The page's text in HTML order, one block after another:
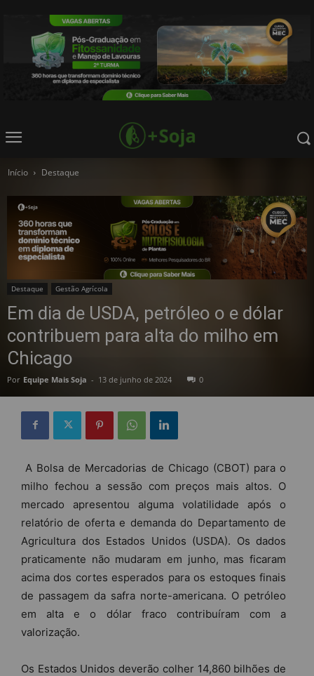
Início Destaque
Destaque Gestão Agrícola
Em dia de USDA, petróleo o e dólar
contribuem para alta do milho em
Chicago
Por Equipe Mais Soja - 13 de junho de 2024 0
A Bolsa de Mercadorias de Chicago (CBOT) para o
milho fechou a sessão com preços mais altos. O
mercado apresentou alguma volatilidade após o
relatório de oferta e demanda do Departamento de
Agricultura dos Estados Unidos (USDA). Os dados
praticamente não mudaram em junho, mas ficaram
acima dos cortes esperados para os estoques finais
de passagem da safra norte-americana. O petróleo
em alta e o dólar fraco contribuíram com a
valorização.
Os Estados Unidos deverão colher 14,860 bilhões de